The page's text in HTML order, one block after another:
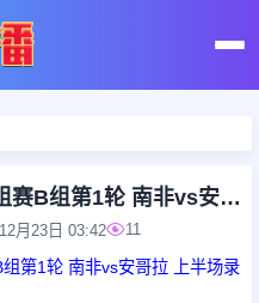
2025年12月23日 非洲杯小组赛B组第1轮 南非vs安哥拉 全场录像
月23日 03:42 11
第1轮 南非vs安哥拉 上半场录